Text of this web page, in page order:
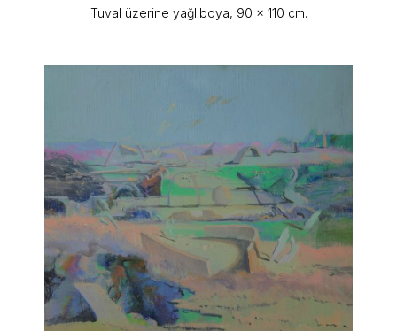
Tuval üzerine yağlıboya, 90 x 110 cm.